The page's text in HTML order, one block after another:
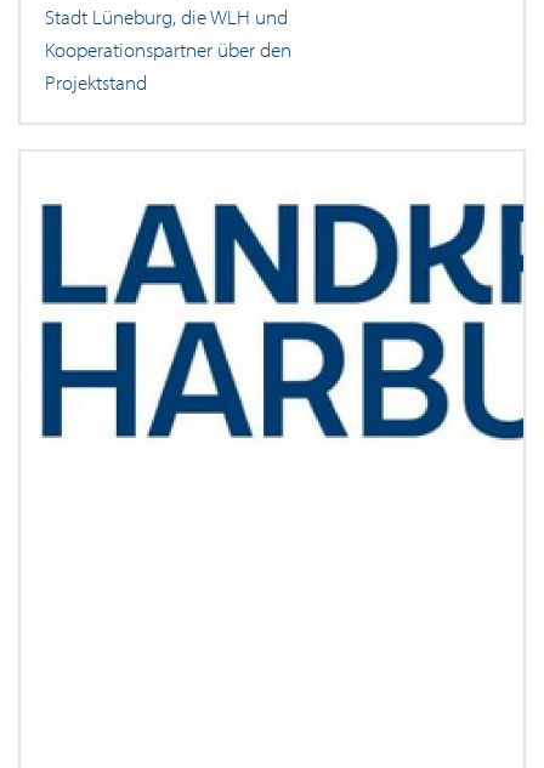
Stadt Lüneburg, die WLH und
Kooperationspartner über den
Projektstand